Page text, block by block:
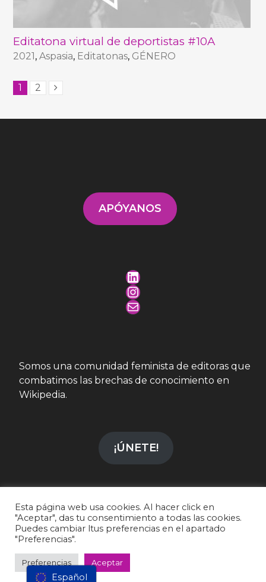
Editatona virtual de deportistas #10A
2021,Aspasia, Editatonas, GÉNERO
1 2
APÓYANOS
LinkedIn
Instagram
Mail
Somos una comunidad feminista de editoras que
combatimos las brechas de conocimiento en
Wikipedia.
¡ÚNETE!
info@wikiesfera.org|CC-BY-SA 4.0
Declaración de accesibilidad
Política de cookies
Esta página web usa cookies. Al hacer click en
"Aceptar", das tu consentimiento a todas las cookies.
Puedes cambiar ltus preferencias en el apartado
"Preferencias".
Preferencias Aceptar
Español